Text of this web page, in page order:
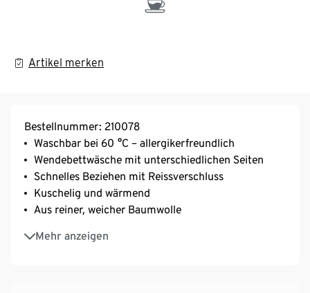
Artikel merken
Bestellnummer: 210078
Waschbar bei 60 °C – allergikerfreundlich
Wendebettwäsche mit unterschiedlichen Seiten
Schnelles Beziehen mit Reissverschluss
Kuschelig und wärmend
Aus reiner, weicher Baumwolle
Mehr anzeigen
Besonders saugfähig – für ein angenehmes